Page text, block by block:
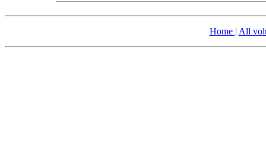
Home | All